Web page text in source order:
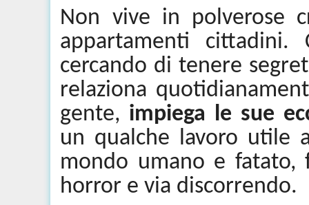
Non vive in polverose
appartamenti cittadini.
cercando di tenere
relaziona
gente, impiega le sue
un qualche lavoro utile
mondo umano e
horror e via discorrendo.